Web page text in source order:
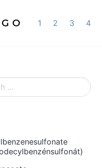
O 1 2 3 4